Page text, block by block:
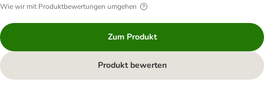
Wie wir mit Produktbewertungen umgehen
Zum Produkt
Produkt bewerten